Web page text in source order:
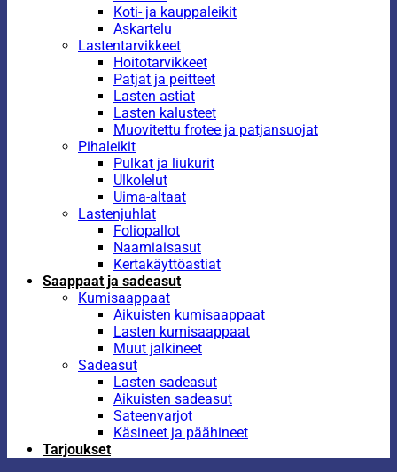
Koti- ja kauppaleikit
Askartelu
Lastentarvikkeet
Hoitotarvikkeet
Patjat ja peitteet
Lasten astiat
Lasten kalusteet
Muovitettu frotee ja patjansuojat
Pihaleikit
Pulkat ja liukurit
Ulkolelut
Uima-altaat
Lastenjuhlat
Foliopallot
Naamiaisasut
Kertakäyttöastiat
Saappaat ja sadeasut
Kumisaappaat
Aikuisten kumisaappaat
Lasten kumisaappaat
Muut jalkineet
Sadeasut
Lasten sadeasut
Aikuisten sadeasut
Sateenvarjot
Käsineet ja päähineet
Tarjoukset